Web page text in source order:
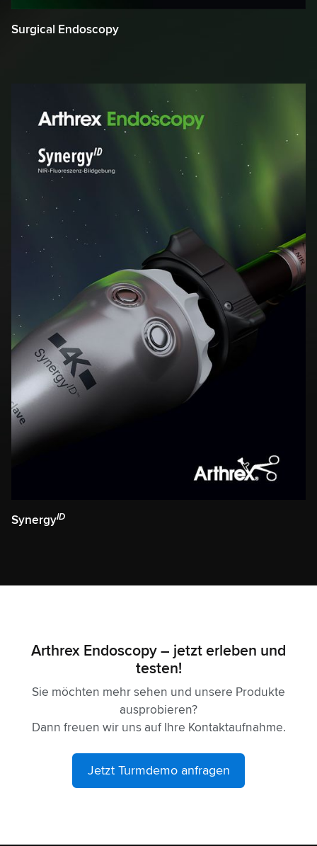
Surgical Endoscopy
SynergyID
Arthrex Endoscopy – jetzt erleben und
testen!
Sie möchten mehr sehen und unsere Produkte
ausprobieren?
Dann freuen wir uns auf Ihre Kontaktaufnahme.
Jetzt Turmdemo anfragen